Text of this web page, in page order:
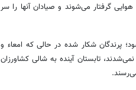
گرفتار می‌شوند و صیادان آنها را سر
پرندگان شکار شده در حالی که امعاء و
تابستان آینده به شالی کشاورزان